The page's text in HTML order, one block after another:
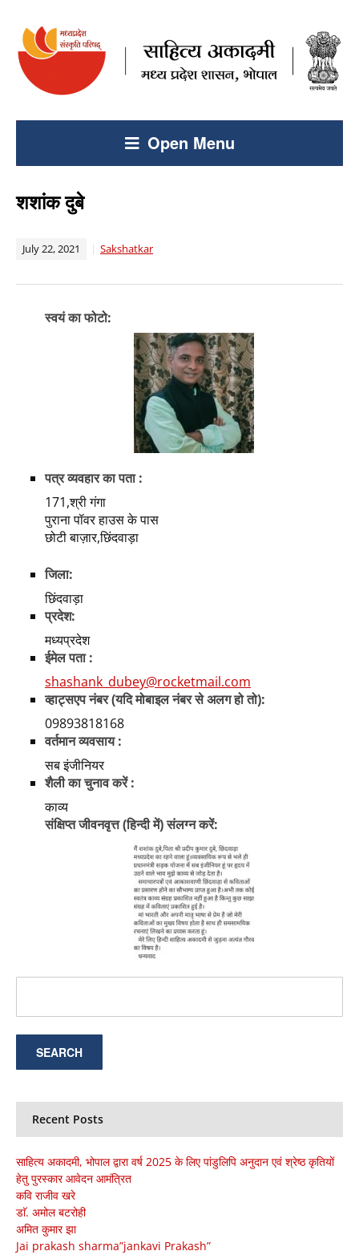
Open Menu
शशांक दुबे
July 22, 2021 Sakshatkar
स्वयं का फोटो:
पत्र व्यवहार का पता :
171,श्री गंगा
पुराना पॉवर हाउस के पास
छोटी बाज़ार,छिंदवाड़ा
जिला:
छिंदवाड़ा
प्रदेश:
मध्यप्रदेश
ईमेल पता :
shashank_dubey@rocketmail.com
व्हाट्सएप नंबर (यदि मोबाइल नंबर से अलग हो तो):
09893818168
वर्तमान व्यवसाय :
सब इंजीनियर
शैली का चुनाव करें :
काव्य
संक्षिप्त जीवनवृत्त (हिन्दी में) संलग्न करें:
Recent Posts
साहित्य अकादमी, भोपाल द्वारा वर्ष 2025 के लिए पांडुलिपि अनुदान एवं श्रेष्ठ कृतियों
हेतु पुरस्कार आवेदन आमंत्रित
कवि राजीव खरे
डाॅ. अमोल बटरोही
अमित कुमार झा
Jai prakash sharma”jankavi Prakash”